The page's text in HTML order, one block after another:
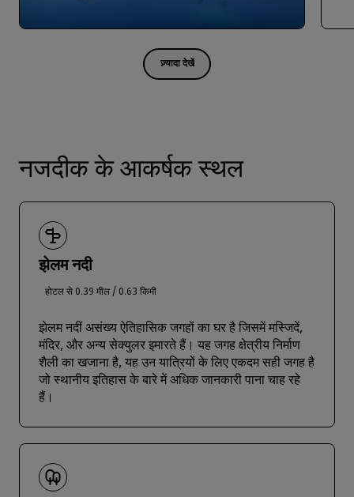
ज़्यादा देखें
नजदीक के आकर्षक स्थल
झेलम नदी
होटल से 0.39 मील / 0.63 किमी
झेलम नदीं असंख्य ऐतिहासिक जगहों का घर है जिसमें मस्जिदें,
मंदिर, और अन्य सेक्युलर इमारते हैं। यह जगह क्षेत्रीय निर्माण
शैली का खजाना है, यह उन यात्रियों के लिए एकदम सही जगह है
जो स्थानीय इतिहास के बारे में अधिक जानकारी पाना चाह रहे
हैं।